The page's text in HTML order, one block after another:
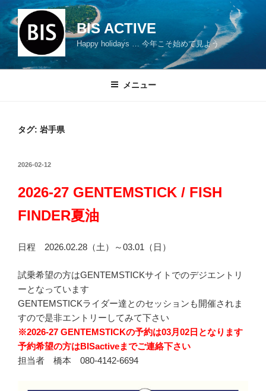
ン
テ
ン
BIS ACTIVE
Happy holidays … 今年こそ始めて見よう
メニュー
タグ: 岩手県
投
日:
2026-02-12
2026-27 GENTEMSTICK / FISH
FINDER夏油
日程 2026.02.28（土）～03.01（日）
試乗希望の方はGENTEMSTICKサイトでのデジエントリ
ーとなっています
GENTEMSTICKライダー達とのセッションも開催されま
すので是非エントリーしてみて下さい
※2026-27 GENTEMSTICKの予約は03月02日となります
予約希望の方はBISactiveまでご連絡下さい
担当者 橋本 080-4142-6694